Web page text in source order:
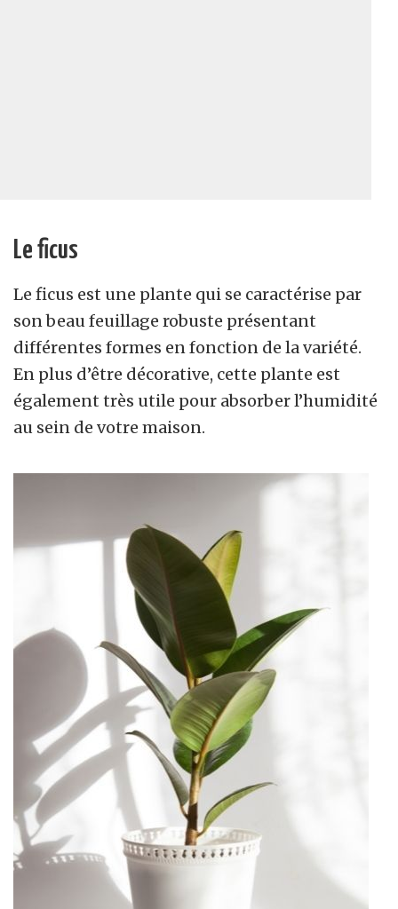
Le ficus
Le ficus est une plante qui se caractérise par
son beau feuillage robuste présentant
différentes formes en fonction de la variété.
En plus d’être décorative, cette plante est
également très utile pour absorber l’humidité
au sein de votre maison.